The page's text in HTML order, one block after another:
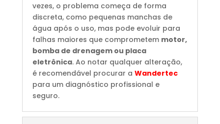
vezes, o problema começa de forma
discreta, como pequenas manchas de
água após o uso, mas pode evoluir para
falhas maiores que comprometem motor,
bomba de drenagem ou placa
eletrônica. Ao notar qualquer alteração,
é recomendável procurar a Wandertec
para um diagnóstico profissional e
seguro.